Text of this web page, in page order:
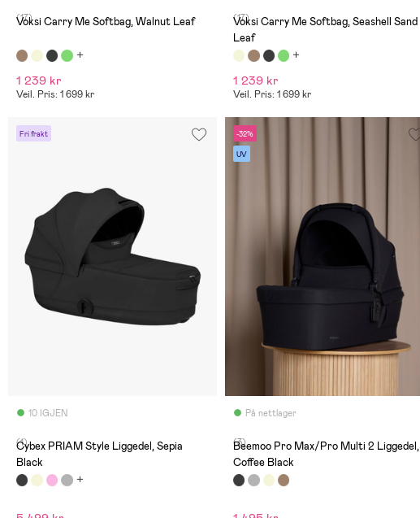
(17)
Voksi Carry Me Softbag, Walnut Leaf
1 239 kr
Veil. Pris: 1 699 kr
(17)
Voksi Carry Me Softbag, Seashell Sand
Leaf
1 239 kr
Veil. Pris: 1 699 kr
Fri frakt
10 IGJEN
(1)
Cybex PRIAM Style Liggedel, Sepia
Black
-32%
UV
På nettlager
(3)
Beemoo Pro Max/Pro Multi 2 Liggedel,
Coffee Black